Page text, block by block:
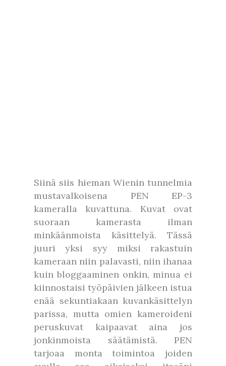
Siinä siis hieman Wienin tunnelmia
mustavalkoisena PEN EP-3
kameralla kuvattuna. Kuvat ovat
suoraan kamerasta ilman
minkäänmoista käsittelyä. Tässä
juuri yksi syy miksi rakastuin
kameraan niin palavasti, niin ihanaa
kuin bloggaaminen onkin, minua ei
kiinnostaisi työpäivien jälkeen istua
enää sekuntiakaan kuvankäsittelyn
parissa, mutta omien kameroideni
peruskuvat kaipaavat aina jos
jonkinmoista säätämistä. PEN
tarjoaa monta toimintoa joiden